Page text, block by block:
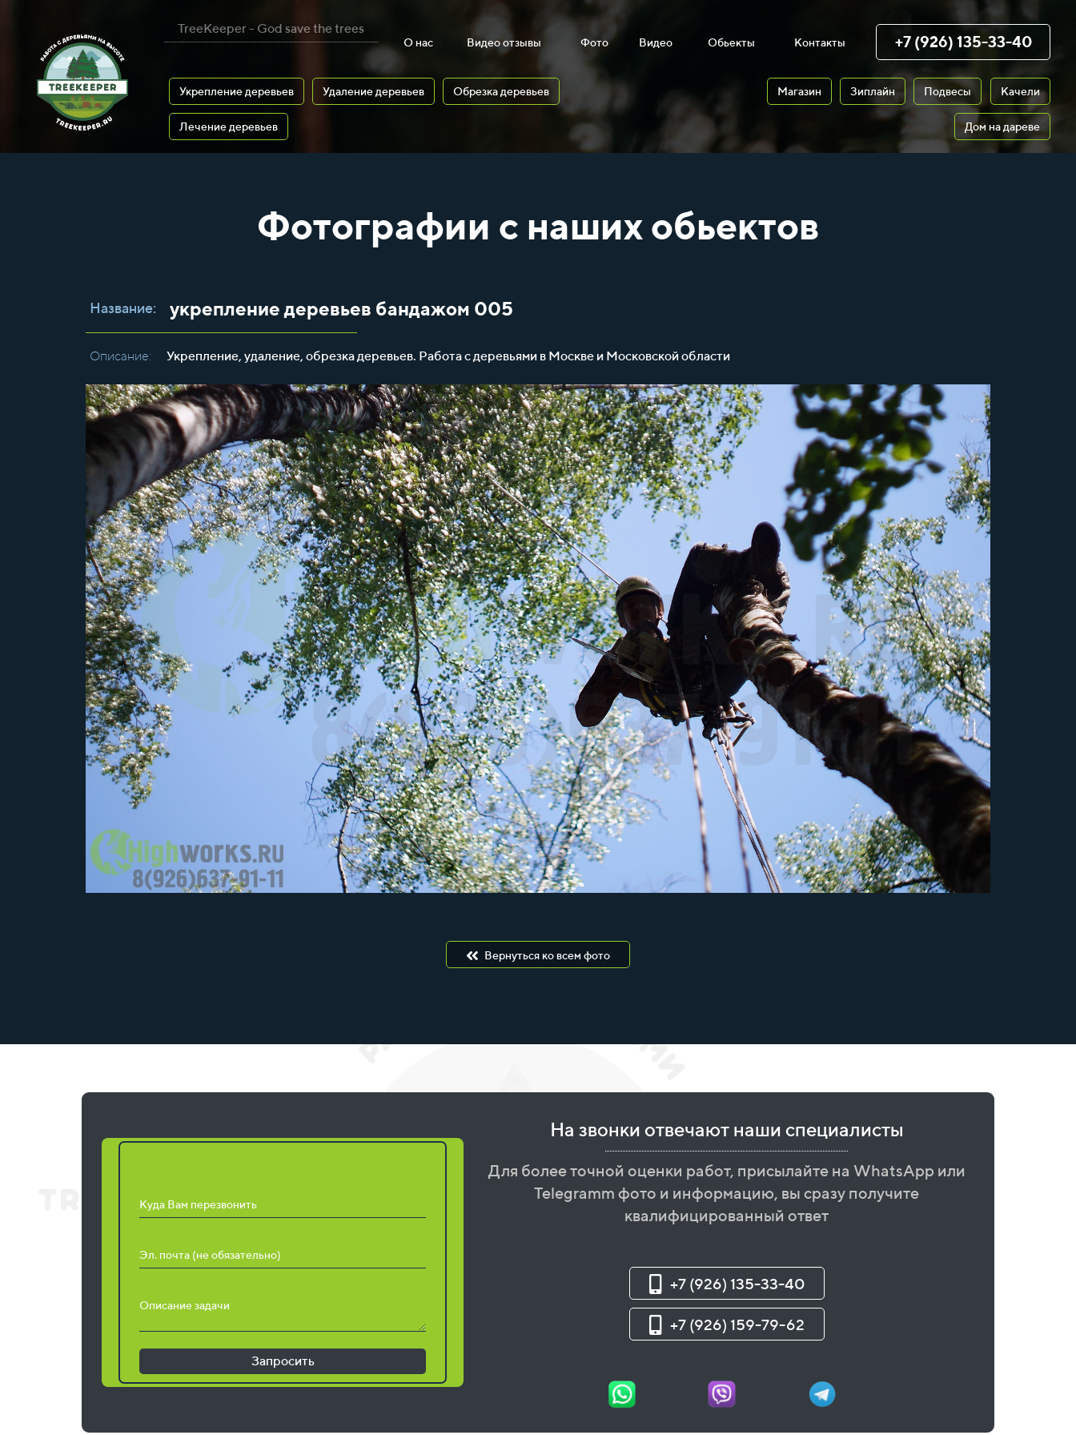
TreeKeeper - God save the trees
О нас Видео отзывы Фото Видео Обьекты Контакты +7 (926) 135-33-40
Укрепление деревьев Удаление деревьев Обрезка деревьев
Лечение деревьев
Магазин Зиплайн Подвесы Качели
Дом на дареве
Фотографии с наших обьектов
Название: укрепление деревьев бандажом 005
Описание: Укрепление, удаление, обрезка деревьев. Работа с деревьями в Москве и Московской области
Вернуться ко всем фото
Куда Вам перезвонить
Эл. почта (не обязательно)
Описание задачи
Запросить
На звонки отвечают наши специалисты
Для более точной оценки работ, присылайте на WhatsApp или
Telegramm фото и информацию, вы сразу получите
квалифицированный ответ
+7 (926) 135-33-40
+7 (926) 159-79-62